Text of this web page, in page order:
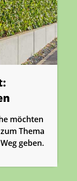
möchten
Thema
geben.